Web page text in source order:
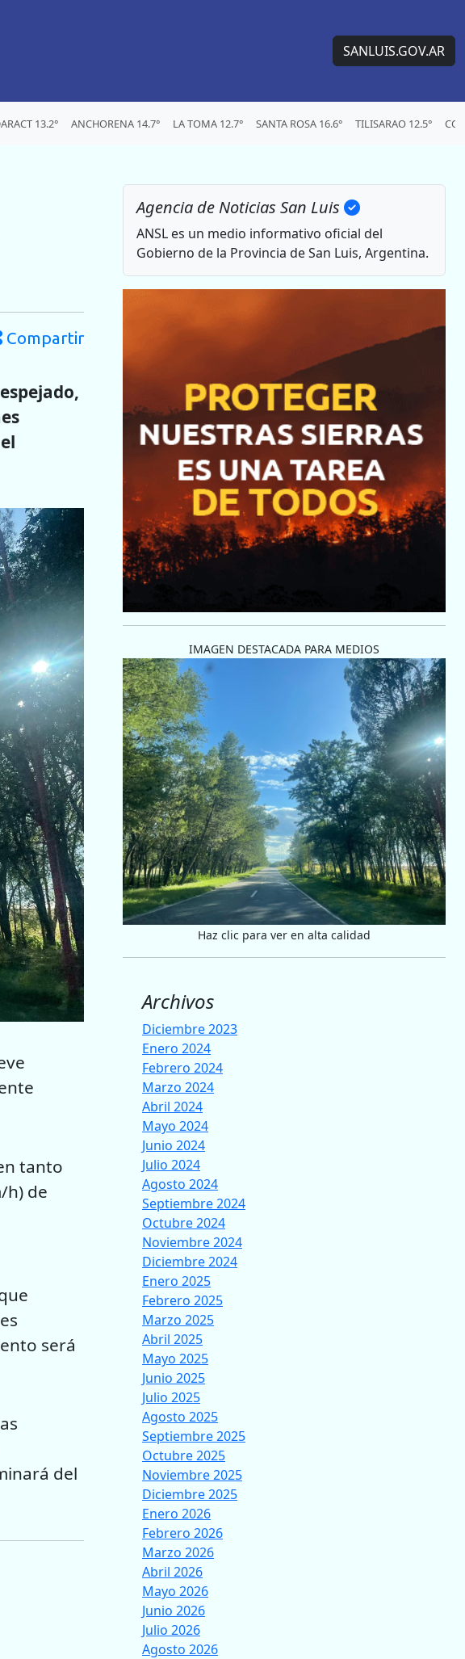
SANLUIS.GOV.AR
13.2° ANCHORENA 14.7° LA TOMA 12.7° SANTA ROSA 16.6° TILISARAO 12.5°
Compartir
tanto
h) de
será
del
Agencia de Noticias San Luis
ANSL es un medio informativo oficial del
Gobierno de la Provincia de San Luis, Argentina.
IMAGEN DESTACADA PARA MEDIOS
Haz clic para ver en alta calidad
Archivos
Diciembre 2023
Enero 2024
Febrero 2024
Marzo 2024
Abril 2024
Mayo 2024
Junio 2024
Julio 2024
Agosto 2024
Septiembre 2024
Octubre 2024
Noviembre 2024
Diciembre 2024
Enero 2025
Febrero 2025
Marzo 2025
Abril 2025
Mayo 2025
Junio 2025
Julio 2025
Agosto 2025
Septiembre 2025
Octubre 2025
Noviembre 2025
Diciembre 2025
Enero 2026
Febrero 2026
Marzo 2026
Abril 2026
Mayo 2026
Junio 2026
Julio 2026
Agosto 2026